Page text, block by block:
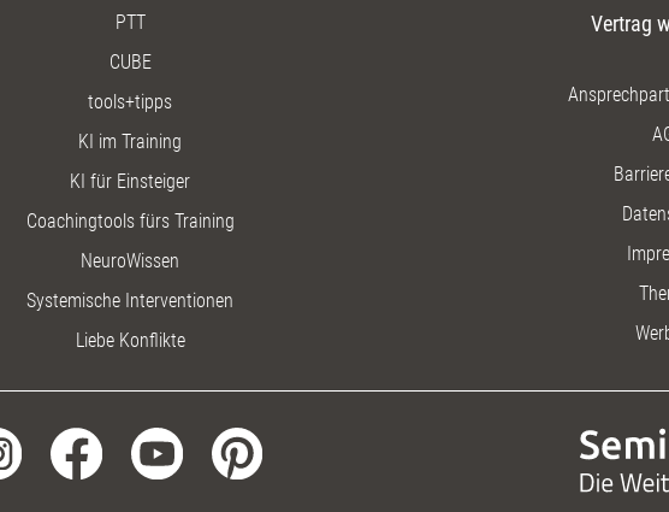
PTT
CUBE
tools+tipps
KI im Training
KI für Einsteiger
Coachingtools fürs Training
NeuroWissen
Systemische Interventionen
Liebe Konflikte
Vertrag